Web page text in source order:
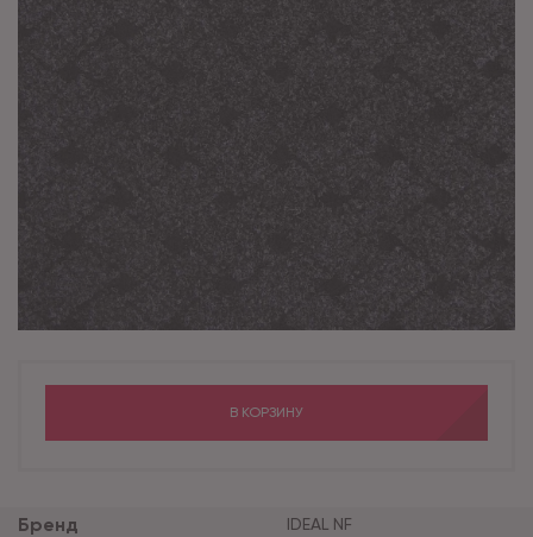
Бренд IDEAL NF
В КОРЗИНУ